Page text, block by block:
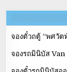
จองตั๋วถตู้ “พศวัต
จองรถมินิบัส Van